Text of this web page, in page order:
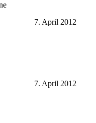
7. April 2012
7. April 2012